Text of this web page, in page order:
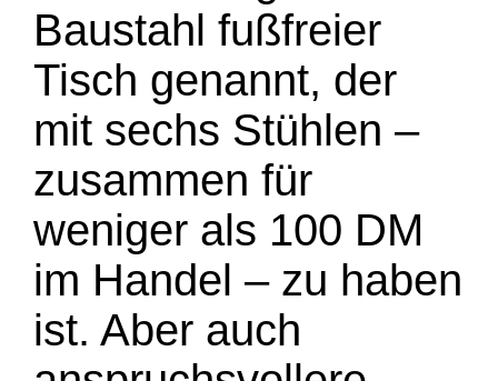
Baustahl fußfreier
Tisch genannt, der
mit sechs Stühlen –
zusammen für
weniger als 100 DM
im Handel – zu haben
ist. Aber auch